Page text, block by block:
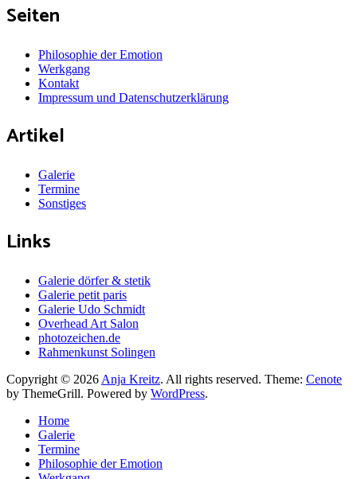
Seiten
Philosophie der Emotion
Werkgang
Kontakt
Impressum und Datenschutzerklärung
Artikel
Galerie
Termine
Sonstiges
Links
Galerie dörfer & stetik
Galerie petit paris
Galerie Udo Schmidt
Overhead Art Salon
photozeichen.de
Rahmenkunst Solingen
Copyright © 2026 Anja Kreitz. All rights reserved. Theme: Cenote
by ThemeGrill. Powered by WordPress.
Home
Galerie
Termine
Philosophie der Emotion